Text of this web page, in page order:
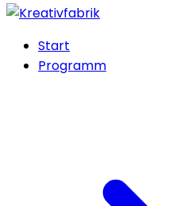
Start
Programm